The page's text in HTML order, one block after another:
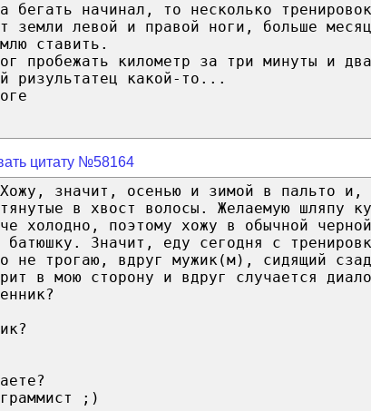
начинал, то несколько
земли левой и правой ноги, больше
ставить.
пробежать километр за три минуты и
ризультатец какой-то...
цитату №58164
значит, осенью и зимой в пальто и,
в хвост волосы. Желаемую шляпу
холодно, поэтому хожу в обычной
батюшку. Значит, еду сегодня с
не трогаю, вдруг мужик(м), сидящий
в мою сторону и вдруг случается
;)